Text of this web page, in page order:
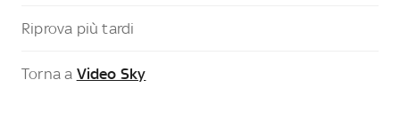
Riprova più tardi
Torna a Video Sky